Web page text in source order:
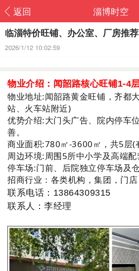
返回
淄博时空
临淄特价旺铺、办公室、厂房推荐
2026/1/12 10:02:59
物业介绍：闻韶路核心旺铺1-4
物业地址:闻韶路黄金旺铺，齐都
站、火车站附近)
优势介绍:大门头广告、院内停车
善。
商业面积:780㎡-3600㎡，共5层(
周边环境:周围5所中小学及高端
停车场:门前、后院独立停车场及
招商行业：各类机构，集团，门
联系电话：13864309315
联系人：李经理